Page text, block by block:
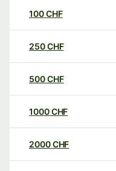
100CHF
250CHF
500CHF
1000CHF
2000CHF